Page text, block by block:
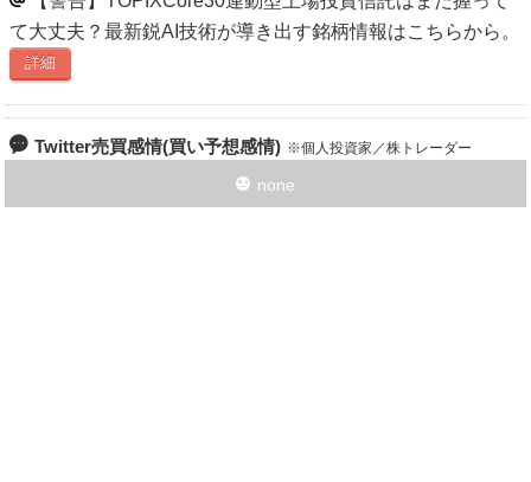
て大丈夫？最新鋭AI技術が導き出す銘柄情報はこちらから。
詳細
Twitter売買感情(買い予想感情) 個人投資家／株トレーダー
none